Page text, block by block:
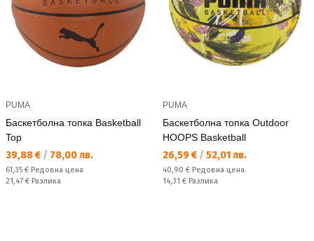
PUMA
Баскетболна топка Basketball
Top
Текуща цена:
39,88 € / 78,00 лв.
Редовна цена:
61,35 € Редовна цена
Спестявате:
21,47 € Разлика
PUMA
Баскетболна топка Outdoor
HOOPS Basketball
Текуща цена:
26,59 € / 52,01 лв.
Редовна цена:
40,90 € Редовна цена
Спестявате:
14,31 € Разлика